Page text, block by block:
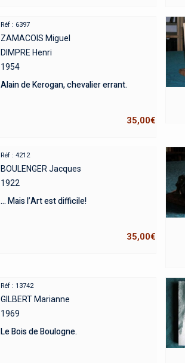
Réf : 6397
ZAMACOIS Miguel
DIMPRE Henri
1954
Alain de Kerogan, chevalier errant.
35,00€
Réf : 4212
BOULENGER Jacques
1922
… Mais l’Art est difficile!
35,00€
Réf : 13742
GILBERT Marianne
1969
Le Bois de Boulogne.